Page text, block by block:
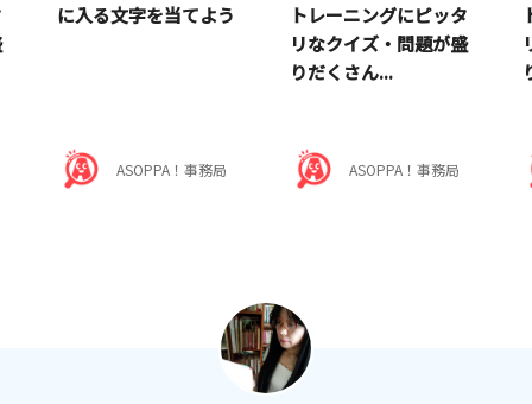
に入る文字を当てよう
ASOPPA！事務局
トレーニングにピッタ
リなクイズ・問題が盛
りだくさん...
ASOPPA！事務局